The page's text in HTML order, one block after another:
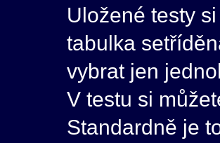
Uložené testy
tabulka
vybrat jen
V testu si
Standardně je